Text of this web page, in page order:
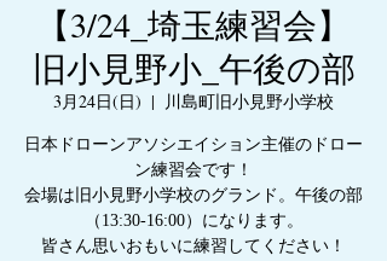
【3/24_埼玉練習会】
旧小見野小_午後の部
3月24日(日)
  |
川島町旧小見野小学校
日本ドローンアソシエイション主催のドロー
ン練習会です！
会場は旧小見野小学校のグランド。午後の部
（13:30-16:00）になります。
皆さん思いおもいに練習してください！